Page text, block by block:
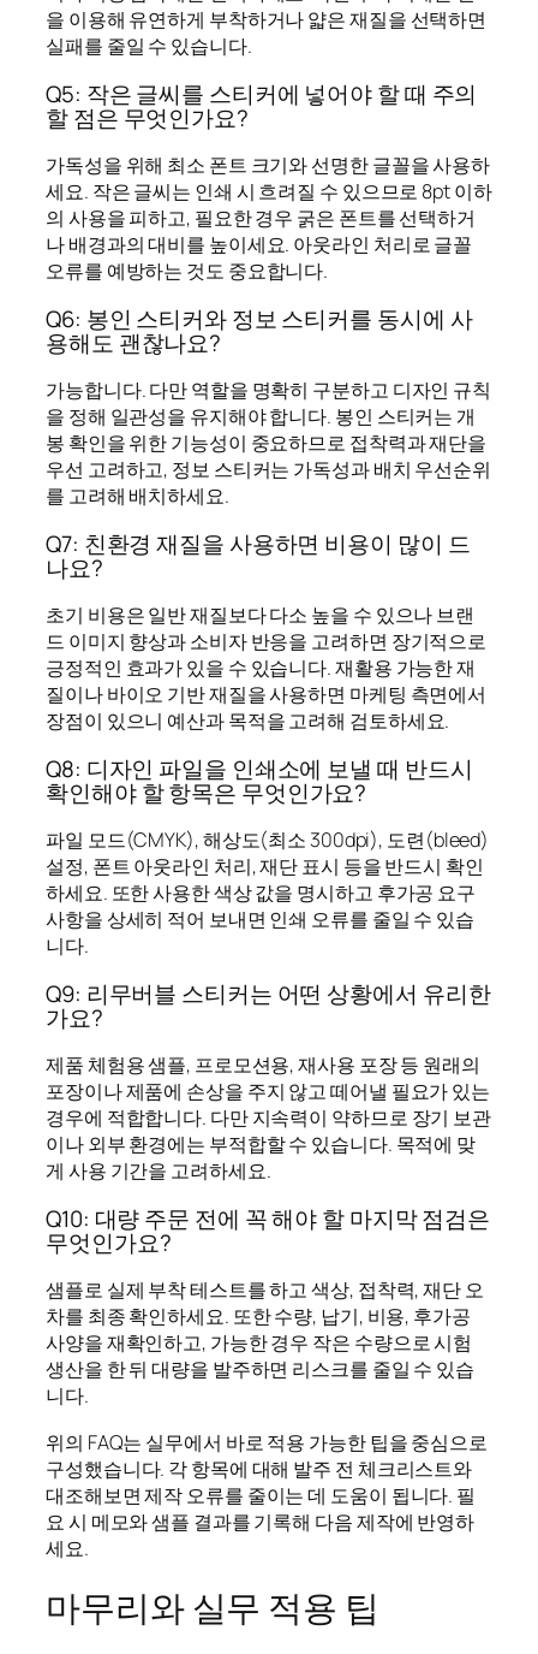
을 이용해 유연하게 부착하거나 얇은 재질을 선택하면
실패를 줄일 수 있습니다.
Q5: 작은 글씨를 스티커에 넣어야 할 때 주의
할 점은 무엇인가요?
가독성을 위해 최소 폰트 크기와 선명한 글꼴을 사용하
세요. 작은 글씨는 인쇄 시 흐려질 수 있으므로 8pt 이하
의 사용을 피하고, 필요한 경우 굵은 폰트를 선택하거
나 배경과의 대비를 높이세요. 아웃라인 처리로 글꼴
오류를 예방하는 것도 중요합니다.
Q6: 봉인 스티커와 정보 스티커를 동시에 사
용해도 괜찮나요?
가능합니다. 다만 역할을 명확히 구분하고 디자인 규칙
을 정해 일관성을 유지해야 합니다. 봉인 스티커는 개
봉 확인을 위한 기능성이 중요하므로 접착력과 재단을
우선 고려하고, 정보 스티커는 가독성과 배치 우선순위
를 고려해 배치하세요.
Q7: 친환경 재질을 사용하면 비용이 많이 드
나요?
초기 비용은 일반 재질보다 다소 높을 수 있으나 브랜
드 이미지 향상과 소비자 반응을 고려하면 장기적으로
긍정적인 효과가 있을 수 있습니다. 재활용 가능한 재
질이나 바이오 기반 재질을 사용하면 마케팅 측면에서
장점이 있으니 예산과 목적을 고려해 검토하세요.
Q8: 디자인 파일을 인쇄소에 보낼 때 반드시
확인해야 할 항목은 무엇인가요?
파일 모드(CMYK), 해상도(최소 300dpi), 도련(bleed)
설정, 폰트 아웃라인 처리, 재단 표시 등을 반드시 확인
하세요. 또한 사용한 색상 값을 명시하고 후가공 요구
사항을 상세히 적어 보내면 인쇄 오류를 줄일 수 있습
니다.
Q9: 리무버블 스티커는 어떤 상황에서 유리한
가요?
제품 체험용 샘플, 프로모션용, 재사용 포장 등 원래의
포장이나 제품에 손상을 주지 않고 떼어낼 필요가 있는
경우에 적합합니다. 다만 지속력이 약하므로 장기 보관
이나 외부 환경에는 부적합할 수 있습니다. 목적에 맞
게 사용 기간을 고려하세요.
Q10: 대량 주문 전에 꼭 해야 할 마지막 점검은
무엇인가요?
샘플로 실제 부착 테스트를 하고 색상, 접착력, 재단 오
차를 최종 확인하세요. 또한 수량, 납기, 비용, 후가공
사양을 재확인하고, 가능한 경우 작은 수량으로 시험
생산을 한 뒤 대량을 발주하면 리스크를 줄일 수 있습
니다.
위의 FAQ는 실무에서 바로 적용 가능한 팁을 중심으로
구성했습니다. 각 항목에 대해 발주 전 체크리스트와
대조해보면 제작 오류를 줄이는 데 도움이 됩니다. 필
요 시 메모와 샘플 결과를 기록해 다음 제작에 반영하
세요.
마무리와 실무 적용 팁